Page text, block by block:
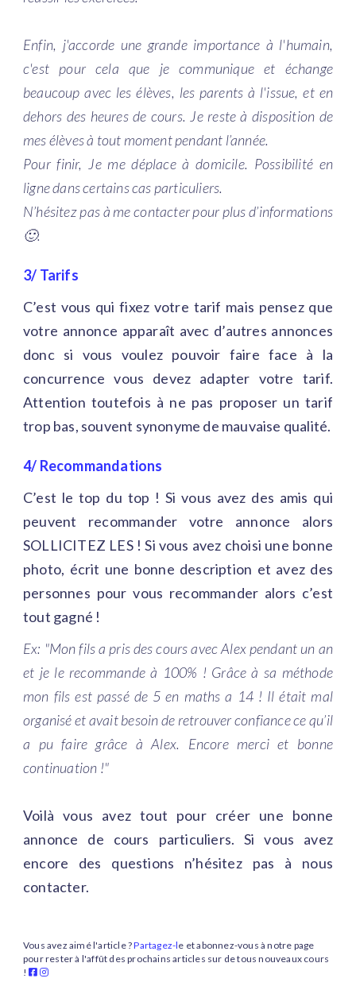
Enfin, j'accorde une grande importance à l'humain,
c'est pour cela que je communique et échange
beaucoup avec les élèves, les parents à l'issue, et en
dehors des heures de cours. Je reste à disposition de
mes élèves à tout moment pendant l’année.
Pour finir, Je me déplace à domicile. Possibilité en
ligne dans certains cas particuliers.
N’hésitez pas à me contacter pour plus d’informations
🙂.
3/ Tarifs
C’est vous qui fixez votre tarif mais pensez que
votre annonce apparaît avec d’autres annonces
donc si vous voulez pouvoir faire face à la
concurrence vous devez adapter votre tarif.
Attention toutefois à ne pas proposer un tarif
trop bas, souvent synonyme de mauvaise qualité.
4/ Recommandations
C’est le top du top ! Si vous avez des amis qui
peuvent recommander votre annonce alors
SOLLICITEZ LES ! Si vous avez choisi une bonne
photo, écrit une bonne description et avez des
personnes pour vous recommander alors c’est
tout gagné !
Ex: "Mon fils a pris des cours avec Alex pendant un an
et je le recommande à 100% ! Grâce à sa méthode
mon fils est passé de 5 en maths a 14 ! Il était mal
organisé et avait besoin de retrouver confiance ce qu’il
a pu faire grâce à Alex. Encore merci et bonne
continuation !"
Voilà vous avez tout pour créer une bonne
annonce de cours particuliers. Si vous avez
encore des questions n’hésitez pas à nous
contacter.
Vous avez aimé l'article ?Partagez-le et abonnez-vous à notre page
pour rester à l'affût des prochains articles sur de tous nouveaux cours
!